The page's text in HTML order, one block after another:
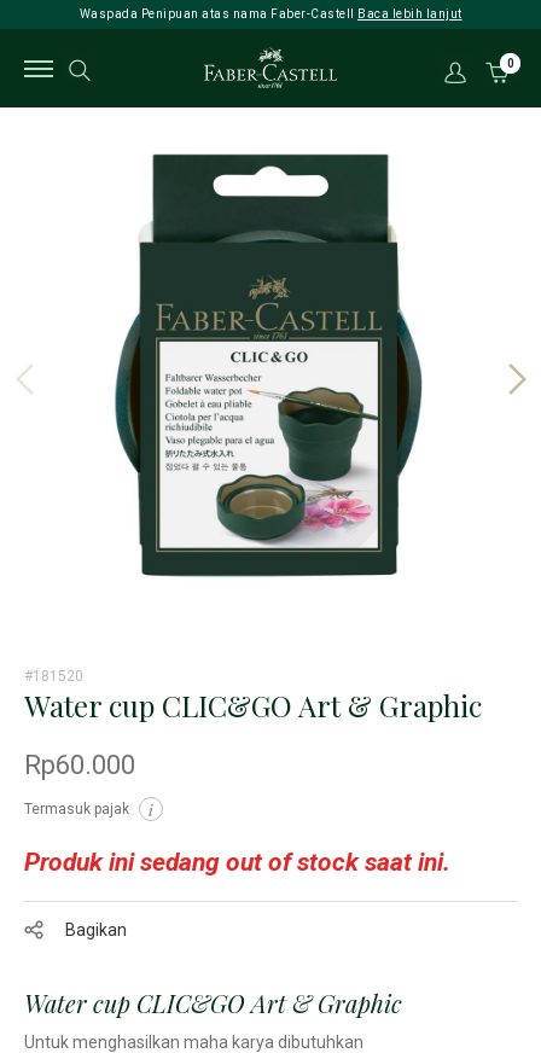
Waspada Penipuan atas nama Faber-Castell Baca lebih lanjut
0
#181520
Water cup CLIC&GO Art & Graphic
Rp60.000
Termasuk pajak i
Produk ini sedang out of stock saat ini.
Bagikan
Water cup CLIC&GO Art & Graphic
Untuk menghasilkan maha karya dibutuhkan